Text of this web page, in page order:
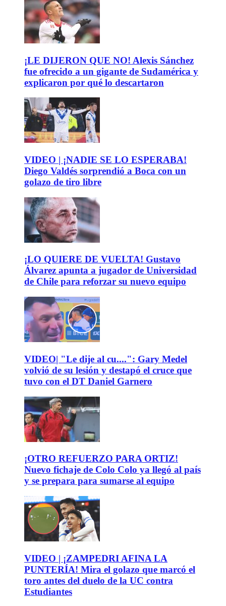
¡LE DIJERON QUE NO! Alexis Sánchez
fue ofrecido a un gigante de Sudamérica y
explicaron por qué lo descartaron
VIDEO | ¡NADIE SE LO ESPERABA!
Diego Valdés sorprendió a Boca con un
golazo de tiro libre
¡LO QUIERE DE VUELTA! Gustavo
Álvarez apunta a jugador de Universidad
de Chile para reforzar su nuevo equipo
VIDEO| "Le dije al cu....": Gary Medel
volvió de su lesión y destapó el cruce que
tuvo con el DT Daniel Garnero
¡OTRO REFUERZO PARA ORTIZ!
Nuevo fichaje de Colo Colo ya llegó al país
y se prepara para sumarse al equipo
VIDEO | ¡ZAMPEDRI AFINA LA
PUNTERÍA! Mira el golazo que marcó el
toro antes del duelo de la UC contra
Estudiantes